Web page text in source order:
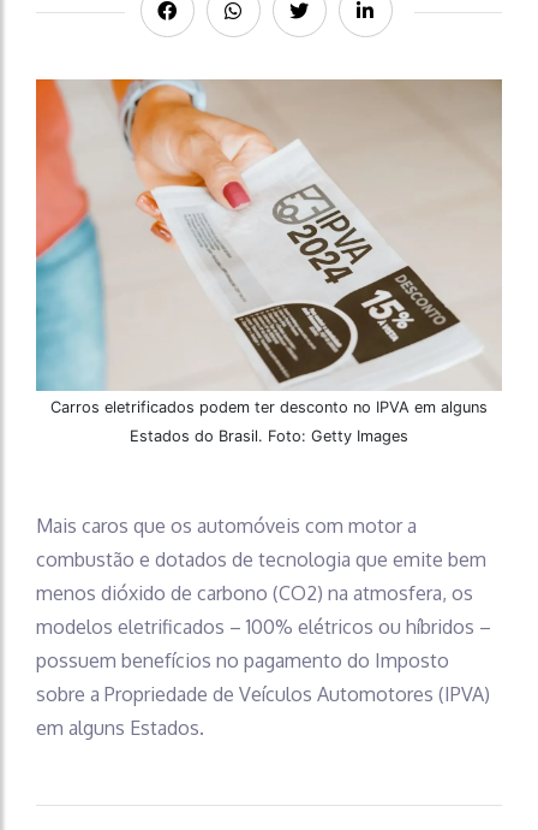
Carros eletrificados podem ter desconto no IPVA em alguns
Estados do Brasil. Foto: Getty Images
Mais caros que os automóveis com motor a
combustão e dotados de tecnologia que emite bem
menos dióxido de carbono (CO2) na atmosfera, os
modelos eletrificados – 100% elétricos ou híbridos –
possuem benefícios no pagamento do Imposto
sobre a Propriedade de Veículos Automotores (IPVA)
em alguns Estados.